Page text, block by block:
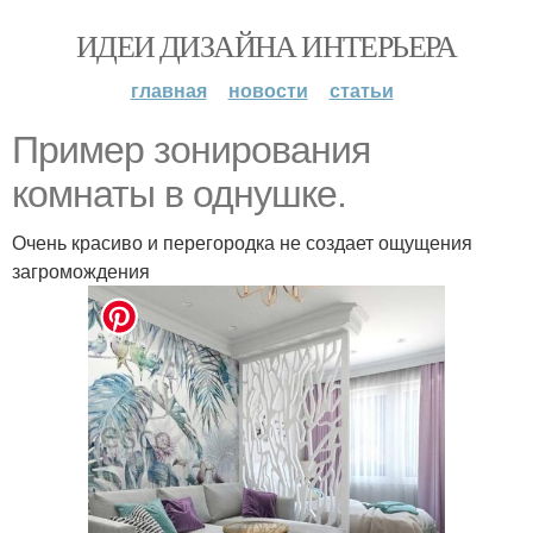
ИДЕИ ДИЗАЙНА ИНТЕРЬЕРА
главная новости статьи
Пример зонирования
комнаты в однушке.
Очень красиво и перегородка не создает ощущения
загромождения